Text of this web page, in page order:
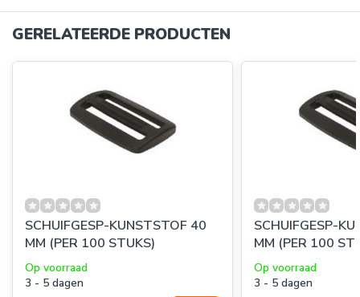
GERELATEERDE PRODUCTEN
SCHUIFGESP-KUNSTSTOF 40
MM (PER 100 STUKS)
Op voorraad
3 - 5 dagen
SCHUIFGESP-
MM (PER 100
Op voorraad
3 - 5 dagen